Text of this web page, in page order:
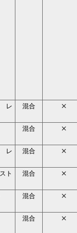
レ
混合 ×
混合 ×
レ
混合 ×
ト
混合 ×
混合 ×
混合 ×